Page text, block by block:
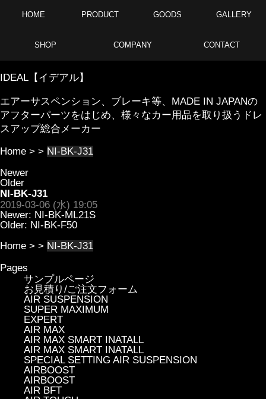
HOME PRODUCT GOODS GALLERY
SHOP COMPANY CONTACT
IDEAL【イデアル】
エアーサスペンション、ブレーキ等、MADE IN JAPANの
アフターパーツをはじめ、様々なカー用品を取り扱うドレ
スアップ総合メーカー
Home > > NI-BK-J31
Newer
Older
NI-BK-J31
2019-03-06 (水) 19:05
Newer: NI-BK-ML21S
Older: NI-BK-F50
Home > > NI-BK-J31
Pages
サンプルページ
お見積り/ご注文フォーム
AIR SUSPENSION
SUPER MAXIMUM
EXPERT
AIR MAX
AIR MAX SMART INATALL
AIR MAX SMART INATALL
SPECIAL SETTING AIR SUSPENSION
AIRBOOST
AIRBOOST
AIR BFT